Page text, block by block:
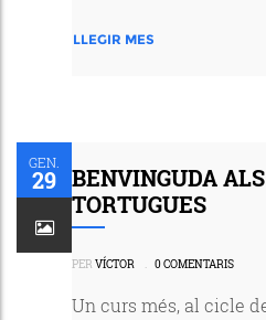
LLEGIR MES
GEN.
29 BENVINGUDA
TORTUGUES
PER VÍCTOR . 0 COMENTARIS
Un curs més, al cicle